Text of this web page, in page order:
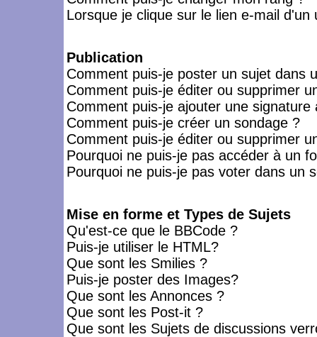
Lorsque je clique sur le lien e-mail
Publication
Comment puis-je poster un sujet dans
Comment puis-je éditer ou supprimer
Comment puis-je ajouter une signature
Comment puis-je créer un sondage ?
Comment puis-je éditer ou supprimer
Pourquoi ne puis-je pas accéder à un
Pourquoi ne puis-je pas voter dans un
Mise en forme et Types de Sujets
Qu'est-ce que le BBCode ?
Puis-je utiliser le HTML?
Que sont les Smilies ?
Puis-je poster des Images?
Que sont les Annonces ?
Que sont les Post-it ?
Que sont les Sujets de discussions